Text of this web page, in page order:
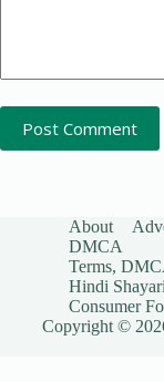
Post Comment
About
DMCA
Terms,
Hindi Shayari
Consumer
Copyright ©